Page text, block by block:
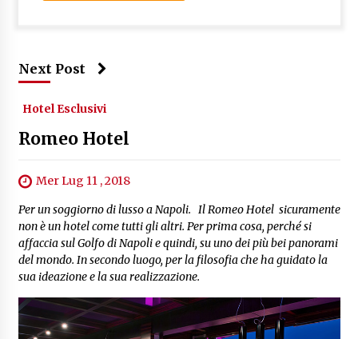
Next Post
Hotel Esclusivi
Romeo Hotel
Mer Lug 11 , 2018
Per un soggiorno di lusso a Napoli. Il Romeo Hotel sicuramente
non è un hotel come tutti gli altri. Per prima cosa, perché si
affaccia sul Golfo di Napoli e quindi, su uno dei più bei panorami
del mondo. In secondo luogo, per la filosofia che ha guidato la
sua ideazione e la sua realizzazione.